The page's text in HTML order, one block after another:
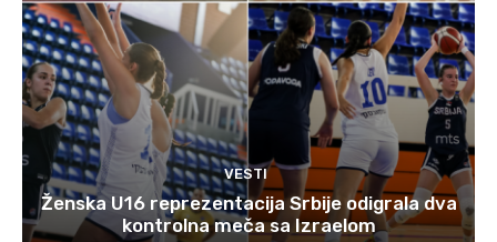
VESTI
Ženska U16 reprezentacija Srbije odigrala dva
kontrolna meča sa Izraelom